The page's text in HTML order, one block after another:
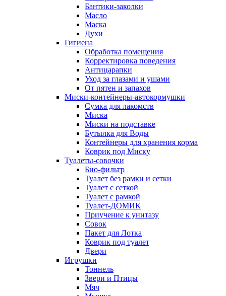
Бантики-заколки
Масло
Маска
Духи
Гигиена
Обработка помещения
Корректировка поведения
Антицарапки
Уход за глазами и ушами
От пятен и запахов
Миски-контейнеры-автокормушки
Сумка для лакомств
Миска
Миски на подставке
Бутылка для Воды
Контейнеры для хранения корма
Коврик под Миску
Туалеты-совочки
Био-фильтр
Туалет без рамки и сетки
Туалет с сеткой
Туалет с рамкой
Туалет-ДОМИК
Приучение к унитазу
Совок
Пакет для Лотка
Коврик под туалет
Двери
Игрушки
Тоннель
Звери и Птицы
Мяч